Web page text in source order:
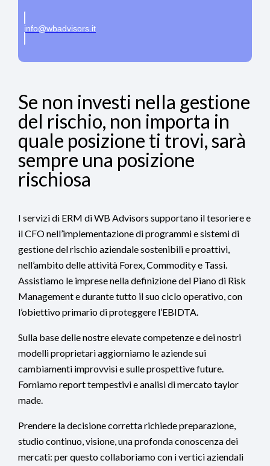
info@wbadvisors.it
Se non investi nella gestione
del rischio, non importa in
quale posizione ti trovi, sarà
sempre una posizione
rischiosa
I servizi di ERM di WB Advisors supportano il tesoriere e
il CFO nell’implementazione di programmi e sistemi di
gestione del rischio aziendale sostenibili e proattivi,
nell’ambito delle attività Forex, Commodity e Tassi.
Assistiamo le imprese nella definizione del Piano di Risk
Management e durante tutto il suo ciclo operativo, con
l’obiettivo primario di proteggere l’EBIDTA.
Sulla base delle nostre elevate competenze e dei nostri
modelli proprietari aggiorniamo le aziende sui
cambiamenti improvvisi e sulle prospettive future.
Forniamo report tempestivi e analisi di mercato taylor
made.
Prendere la decisione corretta richiede preparazione,
studio continuo, visione, una profonda conoscenza dei
mercati: per questo collaboriamo con i vertici aziendali